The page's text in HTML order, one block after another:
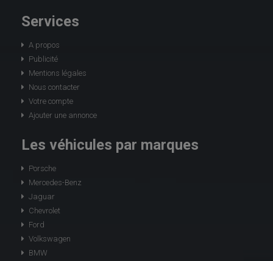
Services
A propos
Publicité
Mentions légales
Nous contacter
Votre compte
Ajouter une annonce
Les véhicules par marques
Porsche
Mercedes-Benz
Jaguar
Chevrolet
Ford
Volkswagen
BMW